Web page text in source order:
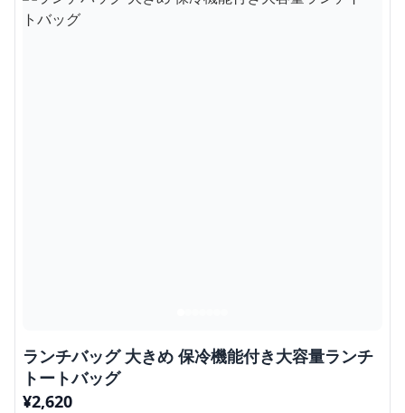
ランチバッグ 大きめ 保冷機能付き大容量ランチ
トートバッグ
¥2,620